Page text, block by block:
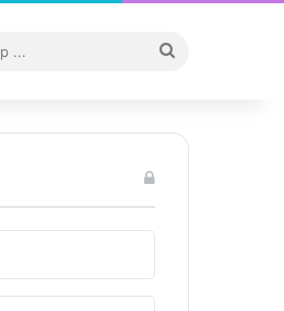
...